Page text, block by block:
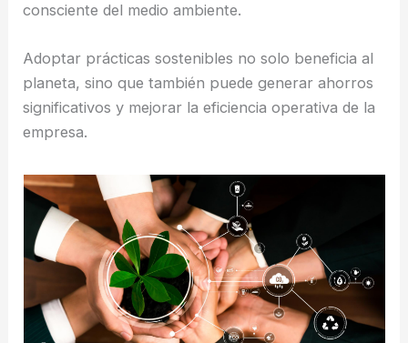
consciente del medio ambiente.
Adoptar prácticas sostenibles no solo beneficia al
planeta, sino que también puede generar ahorros
significativos y mejorar la eficiencia operativa de la
empresa.